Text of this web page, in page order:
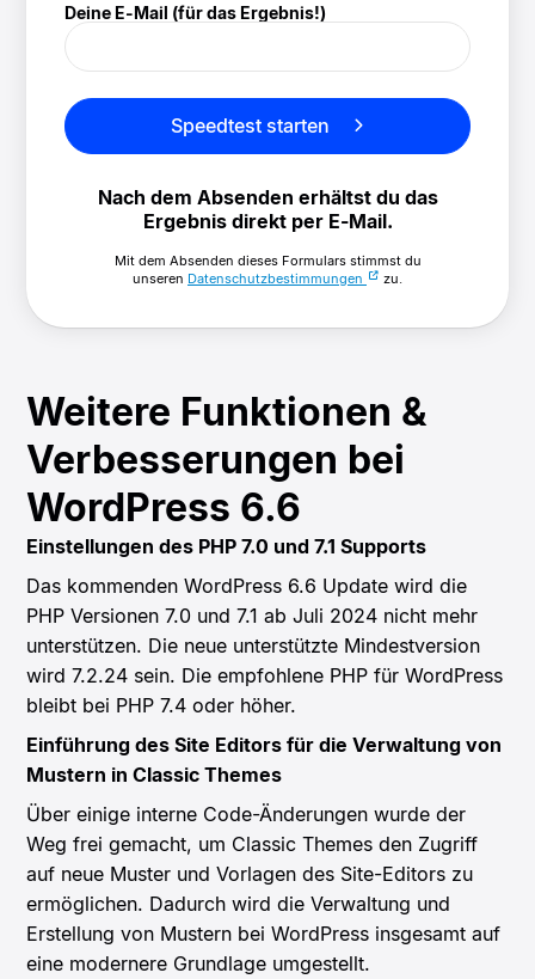
Deine E-Mail (für das Ergebnis!)
Speedtest starten
Nach dem Absenden erhältst du das
Ergebnis direkt per E-Mail.
Mit dem Absenden dieses Formulars stimmst du
unseren Datenschutzbestimmungen zu.
Weitere Funktionen &
Verbesserungen bei
WordPress 6.6
Einstellungen des PHP 7.0 und 7.1 Supports
Das kommenden WordPress 6.6 Update wird die
PHP Versionen 7.0 und 7.1 ab Juli 2024 nicht mehr
unterstützen. Die neue unterstützte Mindestversion
wird 7.2.24 sein. Die empfohlene PHP für WordPress
bleibt bei PHP 7.4 oder höher.
Einführung des Site Editors für die Verwaltung von
Mustern in Classic Themes
Über einige interne Code-Änderungen wurde der
Weg frei gemacht, um Classic Themes den Zugriff
auf neue Muster und Vorlagen des Site-Editors zu
ermöglichen. Dadurch wird die Verwaltung und
Erstellung von Mustern bei WordPress insgesamt auf
eine modernere Grundlage umgestellt.